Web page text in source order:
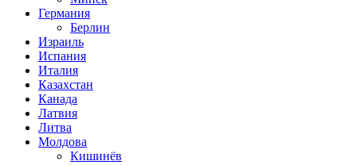
Германия
Берлин
Израиль
Испания
Италия
Казахстан
Канада
Латвия
Литва
Молдова
Кишинёв